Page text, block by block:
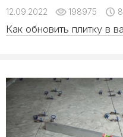
12.09.2022 198975
Как обновить плитку в